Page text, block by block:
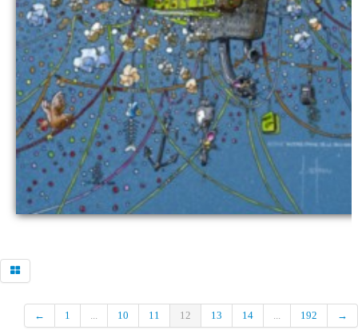
← 1 ... 10 11 12 13 14 ... 192 →